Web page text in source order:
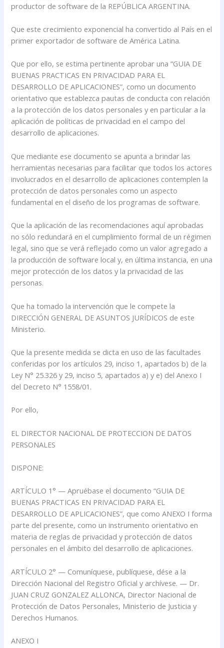
productor de software de la REPÚBLICA ARGENTINA.
Que este crecimiento exponencial ha convertido al País en el
primer exportador de software de América Latina.
Que por ello, se estima pertinente aprobar una “GUIA DE
BUENAS PRACTICAS EN PRIVACIDAD PARA EL
DESARROLLO DE APLICACIONES”, como un documento
orientativo que establezca pautas de conducta con relación
a la protección de los datos personales y en particular a la
aplicación de políticas de privacidad en el campo del
desarrollo de aplicaciones.
Que mediante ese documento se apunta a brindar las
herramientas necesarias para facilitar que todos los actores
involucrados en el desarrollo de aplicaciones contemplen la
protección de datos personales como un aspecto
fundamental en el diseño de los programas de software.
Que la aplicación de las recomendaciones aquí aprobadas
no sólo redundará en el cumplimiento formal de un régimen
legal, sino que se verá reflejado como un valor agregado a
la producción de software local y, en última instancia, en una
mejor protección de los datos y la privacidad de las
personas.
Que ha tomado la intervención que le compete la
DIRECCIÓN GENERAL DE ASUNTOS JURÍDICOS de este
Ministerio.
Que la presente medida se dicta en uso de las facultades
conferidas por los artículos 29, inciso 1, apartados b) de la
Ley N° 25.326 y 29, inciso 5, apartados a) y e) del Anexo I
del Decreto N° 1558/01.
Por ello,
EL DIRECTOR NACIONAL DE PROTECCION DE DATOS
PERSONALES
DISPONE:
ARTÍCULO 1° — Apruébase el documento “GUIA DE
BUENAS PRACTICAS EN PRIVACIDAD PARA EL
DESARROLLO DE APLICACIONES”, que como ANEXO I forma
parte del presente, como un instrumento orientativo en
materia de reglas de privacidad y protección de datos
personales en el ámbito del desarrollo de aplicaciones.
ARTÍCULO 2° — Comuníquese, publíquese, dése a la
Dirección Nacional del Registro Oficial y archívese. — Dr.
JUAN CRUZ GONZALEZ ALLONCA, Director Nacional de
Protección de Datos Personales, Ministerio de Justicia y
Derechos Humanos.
ANEXO I